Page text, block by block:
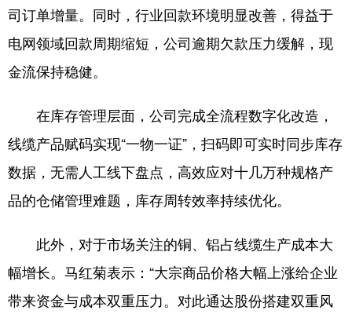
黑龙江
多语种频道
عربى Русский язык
日本語 한국어 Deutsch
Português
司订单增量。同时，行业回款环境明显改善，得益于
电网领域回款周期缩短，公司逾期欠款压力缓解，现
金流保持稳健。
在库存管理层面，公司完成全流程数字化改造，
线缆产品赋码实现“一物一证”，扫码即可实时同步库存
数据，无需人工线下盘点，高效应对十几万种规格产
品的仓储管理难题，库存周转效率持续优化。
此外，对于市场关注的铜、铝占线缆生产成本大
幅增长。马红菊表示：“大宗商品价格大幅上涨给企业
带来资金与成本双重压力。对此通达股份搭建双重风